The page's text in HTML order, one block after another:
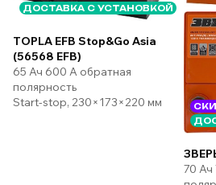
ДОСТАВКА С УСТАНОВКОЙ
TOPLA EFB Stop&Go Asia
(56568 EFB)
65 Ач 600 А обратная
полярность
Start-stop, 230×173×220 мм
70 Ач